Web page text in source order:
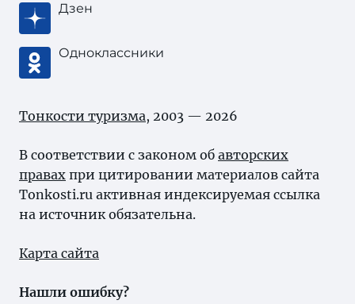
Дзен
Одноклассники
Тонкости туризма, 2003 — 2026
В соответствии с законом об авторских
правах при цитировании материалов сайта
Tonkosti.ru активная индексируемая ссылка
на источник обязательна.
Карта сайта
Нашли ошибку?